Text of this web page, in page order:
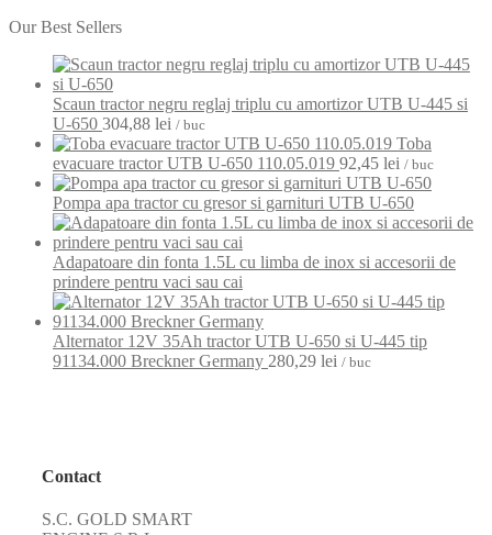
Our Best Sellers
Scaun tractor negru reglaj triplu cu amortizor UTB U-445 si
U-650 304,88 lei / buc
Toba
evacuare tractor UTB U-650 110.05.019 92,45 lei / buc
Pompa apa tractor cu gresor si garnituri UTB U-650
Adapatoare din fonta 1.5L cu limba de inox si accesorii de
prindere pentru vaci sau cai
Alternator 12V 35Ah tractor UTB U-650 si U-445 tip
91134.000 Breckner Germany 280,29 lei / buc
Contact
S.C. GOLD SMART